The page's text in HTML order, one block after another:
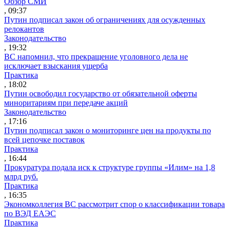
, 09:37
Путин подписал закон об ограничениях для осужденных
релокантов
Законодательство
, 19:32
ВС напомнил, что прекращение уголовного дела не
исключает взыскания ущерба
Практика
, 18:02
Путин освободил государство от обязательной оферты
миноритариям при передаче акций
Законодательство
, 17:16
Путин подписал закон о мониторинге цен на продукты по
всей цепочке поставок
Практика
, 16:44
Прокуратура подала иск к структуре группы «Илим» на 1,8
млрд руб.
Практика
, 16:35
Экономколлегия ВС рассмотрит спор о классификации товара
по ВЭД ЕАЭС
Практика